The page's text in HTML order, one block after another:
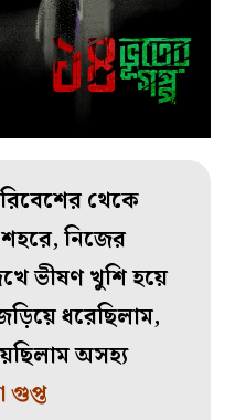
থেকে
নিজের
ভীষণ খুশি হয়ে
ধরেছিলাম,
অসহ্য
গুপ্ত